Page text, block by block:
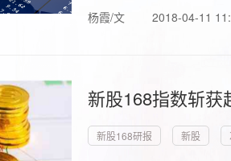
杨霞/文 2018-04-11
新股168指数斩
新股168研报 新股